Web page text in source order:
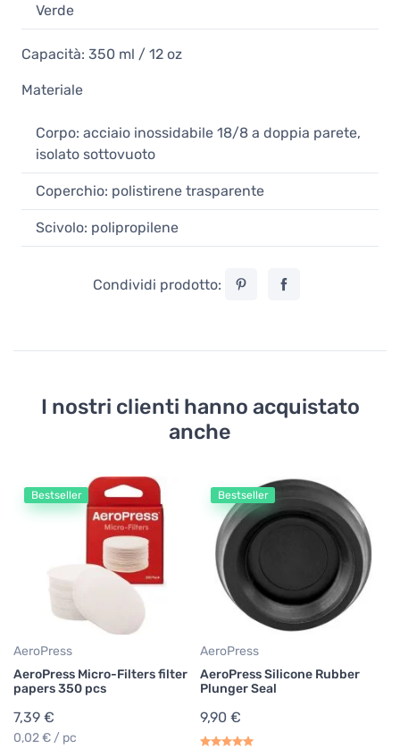
Verde
Capacità: 350 ml / 12 oz
Materiale
Corpo: acciaio inossidabile 18/8 a doppia parete,
isolato sottovuoto
Coperchio: polistirene trasparente
Scivolo: polipropilene
Condividi prodotto:
I nostri clienti hanno acquistato
anche
Bestseller
AeroPress
AeroPress Micro-Filters filter
papers 350 pcs
7,39 €
0,02 € / pc
Bestseller
AeroPress
AeroPress Silicone Rubber
Plunger Seal
9,90 €